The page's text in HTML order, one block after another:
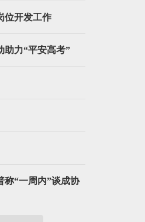
位开发工作
助力“平安高考”
“一周内”谈成协